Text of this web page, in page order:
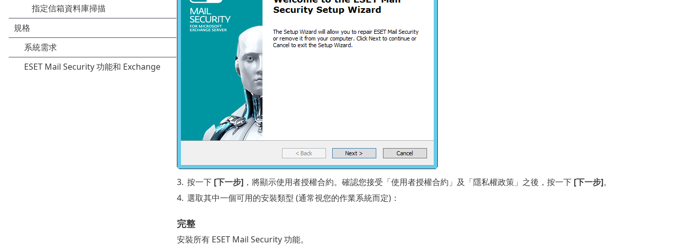
3. 按一下 [下一步]，將顯示使用者授權合約。確認您接受「使用者授權合約」及「隱私權政策」之後，按一下 [下一步]。
4. 選取其中一個可用的安裝類型 (通常視您的作業系統而定)：
完整
安裝所有 ESET Mail Security 功能。